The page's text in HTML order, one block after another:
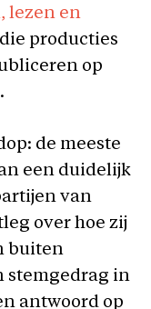
lezen en
producties
op
de meeste
een duidelijk
van
over hoe zij
buiten
stemgedrag in
antwoord op